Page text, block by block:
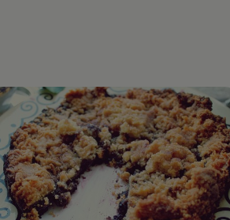
si gem de prune - prajitura dulce-